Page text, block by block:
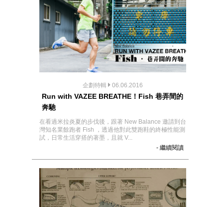
企劃特輯 06.06.2016
Run with VAZEE BREATHE！Fish‭ ‬巷弄間的
奔馳
在看過米拉炎夏的步伐後，跟著 New Balance 邀請到台
灣知名業餘跑者 Fish ，透過他對此雙跑鞋的終極性能測
試，日常生活穿搭的著墨，且就 V...
- 繼續閱讀